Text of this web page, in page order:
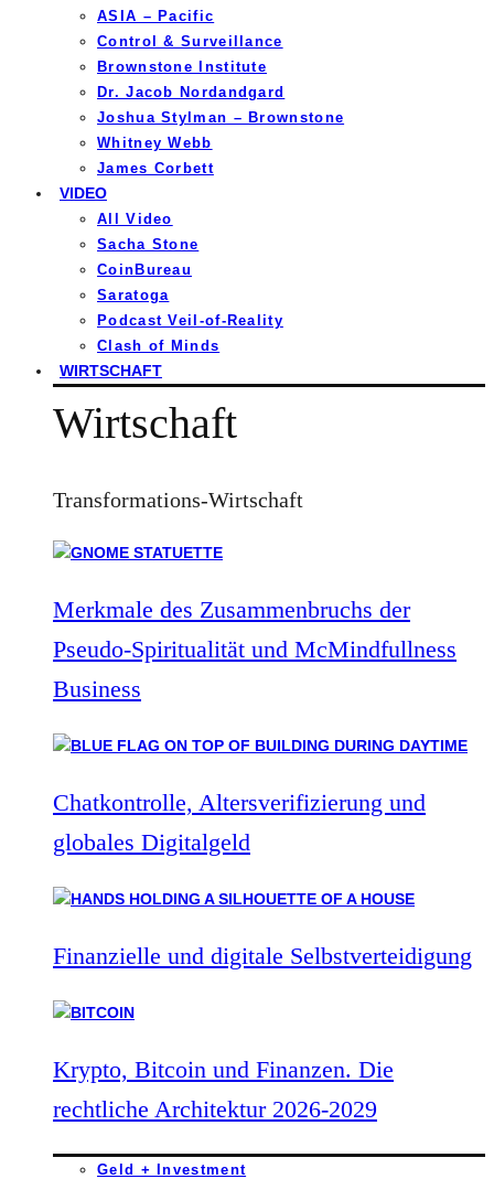
ASIA – Pacific
Control & Surveillance
Brownstone Institute
Dr. Jacob Nordandgard
Joshua Stylman – Brownstone
Whitney Webb
James Corbett
VIDEO
All Video
Sacha Stone
CoinBureau
Saratoga
Podcast Veil-of-Reality
Clash of Minds
WIRTSCHAFT
Wirtschaft
Transformations-Wirtschaft
Merkmale des Zusammenbruchs der
Pseudo-Spiritualität und McMindfullness
Business
Chatkontrolle, Altersverifizierung und
globales Digitalgeld
Finanzielle und digitale Selbstverteidigung
Krypto, Bitcoin und Finanzen. Die
rechtliche Architektur 2026-2029
Geld + Investment